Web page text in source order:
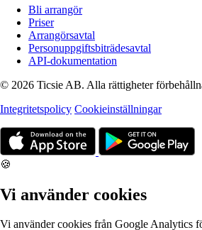
Bli arrangör
Priser
Arrangörsavtal
Personuppgiftsbiträdesavtal
API-dokumentation
© 2026 Ticsie AB. Alla rättigheter
Integritetspolicy Cookieinställningar
🍪
Vi använder cookies
Vi använder cookies från Google Analytics